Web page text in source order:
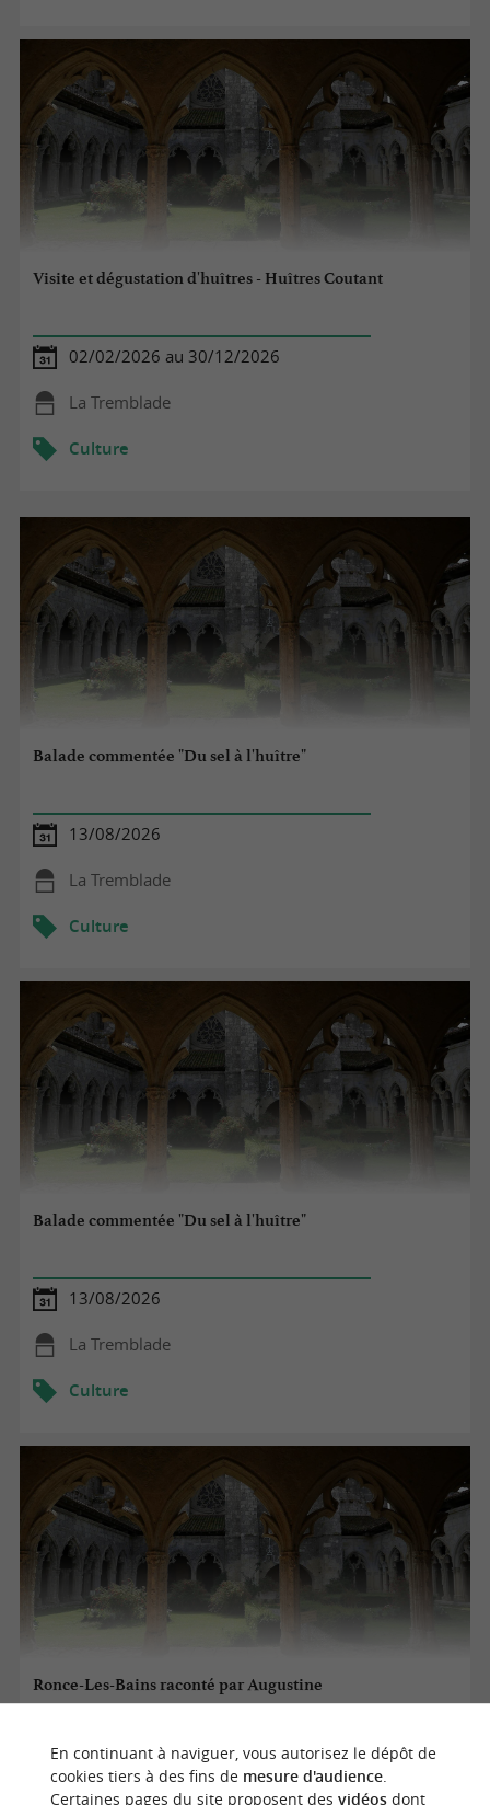
Visite et dégustation d'huîtres - Huîtres Coutant
02/02/2026 au 30/12/2026
La Tremblade
Culture
Balade commentée "Du sel à l'huître"
13/08/2026
La Tremblade
Culture
Balade commentée "Du sel à l'huître"
13/08/2026
La Tremblade
Culture
Ronce-Les-Bains raconté par Augustine
14/08/2026
En continuant à naviguer, vous autorisez le dépôt de
cookies tiers à des fins de mesure d'audience.
Certaines pages du site proposent des vidéosdont